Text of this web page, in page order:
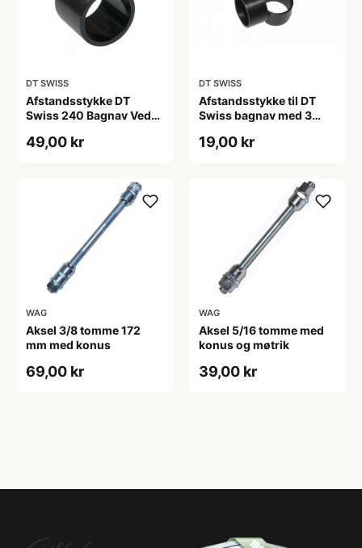
DT SWISS
Afstandsstykke DT
Swiss 240 Bagnav Ved
49,00 kr
DT SWISS
Afstandsstykke til DT
Swiss bagnav med 3
19,00 kr
WAG
Aksel 3/8 tomme 172
mm med konus
69,00 kr
WAG
Aksel 5/16 tomme med
konus og møtrik
39,00 kr